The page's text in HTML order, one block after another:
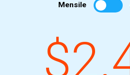
Mensile